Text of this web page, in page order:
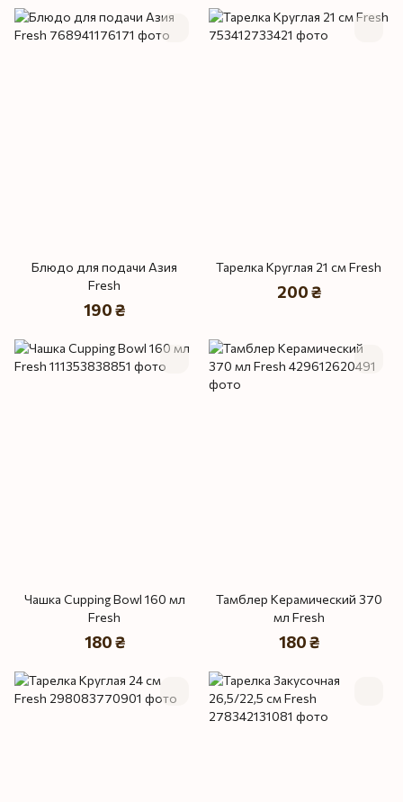
Блюдо для подачи Азия
Fresh
190 ₴
Тарелка Круглая 21 см Fresh
200 ₴
Чашка Cupping Bowl 160 мл
Fresh
180 ₴
Тамблер Керамический 370
мл Fresh
180 ₴